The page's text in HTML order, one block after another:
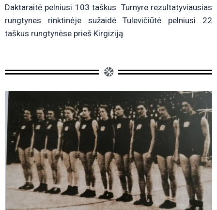
Daktaraitė pelniusi 103 taškus. Turnyre rezultatyviausias
rungtynes rinktinėje sužaidė Tulevičiūtė pelniusi 22
taškus rungtynėse prieš Kirgiziją.